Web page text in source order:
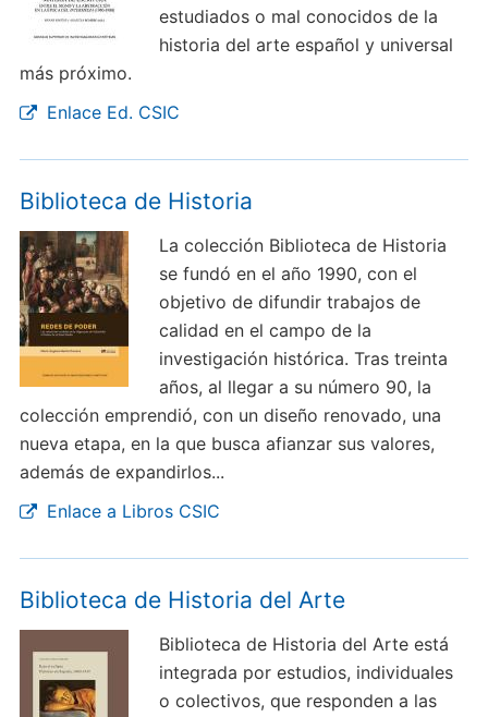
estudiados o mal conocidos de la
historia del arte español y universal
más próximo.
Enlace Ed. CSIC
Biblioteca de Historia
La colección Biblioteca de Historia
se fundó en el año 1990, con el
objetivo de difundir trabajos de
calidad en el campo de la
investigación histórica. Tras treinta
años, al llegar a su número 90, la
colección emprendió, con un diseño renovado, una
nueva etapa, en la que busca afianzar sus valores,
además de expandirlos...
Enlace a Libros CSIC
Biblioteca de Historia del Arte
Biblioteca de Historia del Arte está
integrada por estudios, individuales
o colectivos, que responden a las